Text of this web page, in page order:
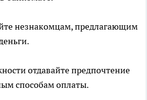
незнакомцам, предлагающим
отдавайте предпочтение
способам оплаты.